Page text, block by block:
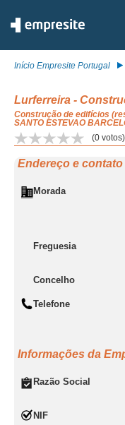
Início Empresite Portugal
Lurferreira -
Construção de edifícios
SANTO ESTEVAO
(0 votos)
Endereço e contato
Morada
Freguesia
Concelho
Telefone
Informações da
Razão Social
NIF